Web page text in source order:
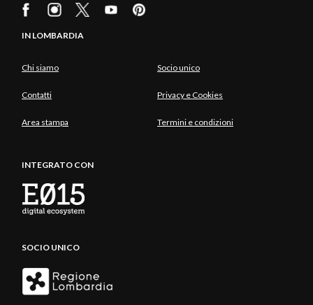
IN LOMBARDIA
Chi siamo Socio unico
Contatti Privacy e Cookies
Area stampa Termini e condizioni
INTEGRATO CON
SOCIO UNICO